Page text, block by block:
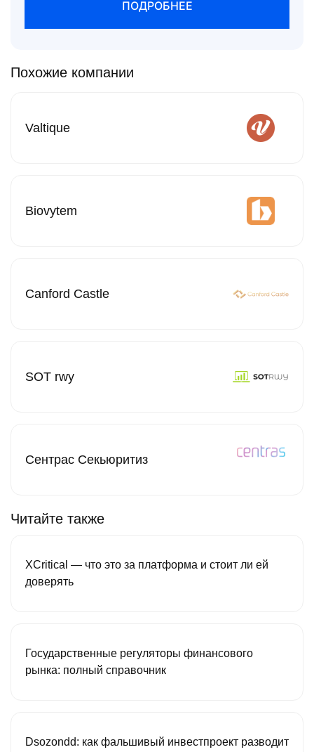
ПОДРОБНЕЕ
Похожие компании
Valtique
Biovytem
Canford Castle
SOT rwy
Сентрас Секьюритиз
Читайте также
XCritical — что это за платформа и стоит ли ей
доверять
Государственные регуляторы финансового
рынка: полный справочник
Dsozondd: как фальшивый инвестпроект разводит